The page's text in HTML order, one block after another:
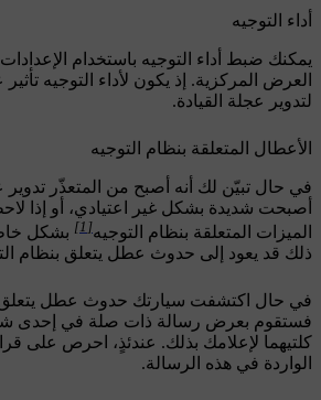
أداء التوجيه
يمكنك ضبط أداء التوجيه باستخدام
العرض المركزية. إذ يكون لأداء التوجيه
لتدوير عجلة القيادة.
الأعطال المتعلقة بنظام التوجيه
في حال تبيّن لك أنه أصبح من المتعذّر تدوير
أصبحت شديدة بشكل غير اعتيادي، أو إذا
الميزات المتعلقة بنظام التوجيه[1]
بشكل
ذلك قد يعود إلى حدوث عطل يتعلق بنظام
في حال اكتشفت سيارتك حدوث عطل يتعلق
فستقوم بعرض رسالة ذات صلة في إحدى
كلتيهما لإعلامك بذلك. عندئذٍ، احرص على
الواردة في هذه الرسالة.